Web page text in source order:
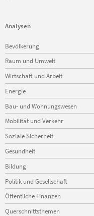
Analysen
überspringen
Bevölkerung
Raum und Umwelt
Wirtschaft und Arbeit
Energie
Bau- und Wohnungswesen
Mobilität und Verkehr
Soziale Sicherheit
Gesundheit
Bildung
Politik und Gesellschaft
Öffentliche Finanzen
Querschnittsthemen